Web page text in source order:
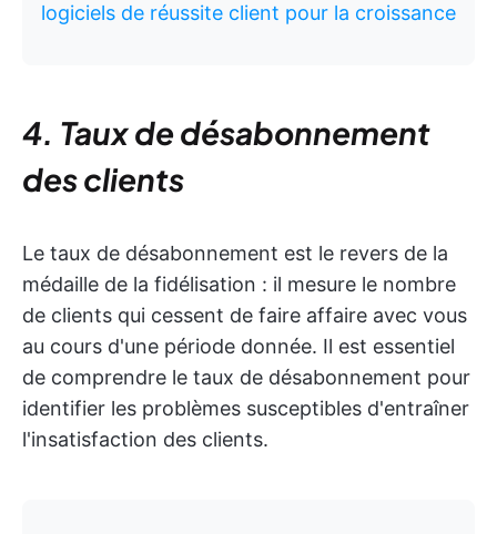
logiciels de réussite client pour la croissance
4. Taux de désabonnement
des clients
Le taux de désabonnement est le revers de la
médaille de la fidélisation : il mesure le nombre
de clients qui cessent de faire affaire avec vous
au cours d'une période donnée. Il est essentiel
de comprendre le taux de désabonnement pour
identifier les problèmes susceptibles d'entraîner
l'insatisfaction des clients.